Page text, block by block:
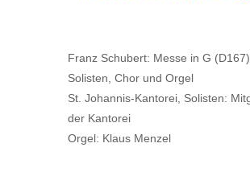
Franz Schubert: Messe in G
Solisten, Chor und Orgel
St. Johannis-Kantorei, Solisten:
der Kantorei
Orgel: Klaus Menzel